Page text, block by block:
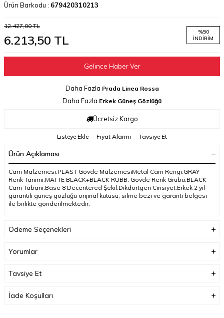
Ürün Barkodu : 679420310213
12.427,00TL
6.213,50 TL
%50
İNDIRIM
Gelince Haber Ver
Daha Fazla Prada Linea Rossa
Daha Fazla Erkek Güneş Gözlüğü
Ücretsiz Kargo
Listeye Ekle Fiyat Alarmı Tavsiye Et
Ürün Açıklaması
Cam Malzemesi:PLAST Gövde MalzemesiMetal Cam Rengi:GRAY
Renk Tanımı:MATTE BLACK+BLACK RUBB. Gövde Renk Grubu:BLACK
Cam Tabanı:Base 8 Decentered Şekil:Dikdörtgen Cinsiyet:Erkek 2 yıl
garantili güneş gözlüğü orijinal kutusu, silme bezi ve garanti belgesi
ile birlikte gönderilmektedir.
Ödeme Seçenekleri
Yorumlar
Tavsiye Et
İade Koşulları